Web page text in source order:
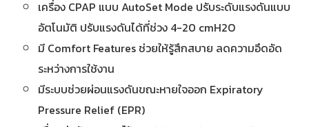
เครื่อง CPAP แบบ AutoSet Mode ปรับระดับแรงดันแบบ
อัตโนมัติ ปรับแรงดันได้ที่ช่วง 4-20 cmH2O
มี Comfort Features ช่วยให้รู้สึกสบาย ลดความอึดอัด
ระหว่างการใช้งาน
มีระบบช่วยผ่อนแรงดันขณะหายใจออก Expiratory
Pressure Relief (EPR)